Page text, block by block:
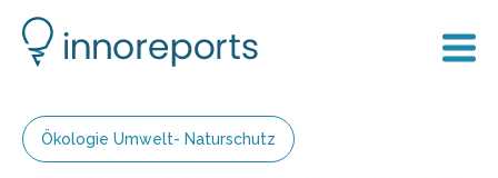
Ökologie Umwelt- Naturschutz